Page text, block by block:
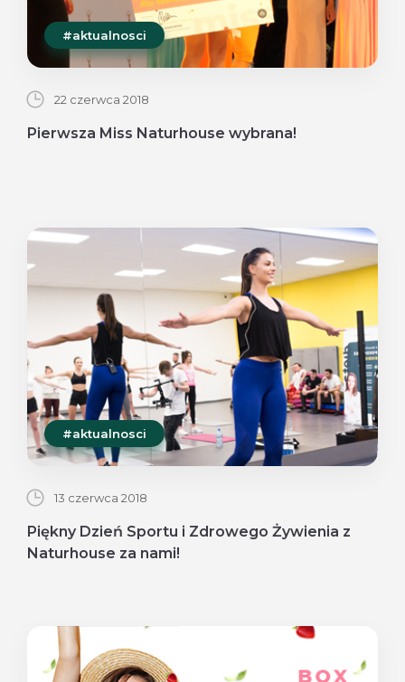
#aktualnosci
22 czerwca 2018
Pierwsza Miss Naturhouse wybrana!
#aktualnosci
13 czerwca 2018
Piękny Dzień Sportu i Zdrowego Żywienia z
Naturhouse za nami!